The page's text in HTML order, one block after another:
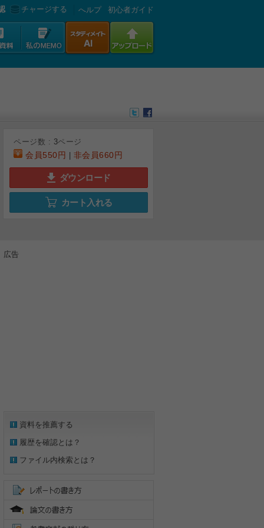
チャージする へルプ 初心者ガイド
ページ数 : 3ページ
会員550円 非会員660円
ダウンロード
カート入れる
広告
資料を推薦する
履歴を確認とは？
ファイル内検索とは？